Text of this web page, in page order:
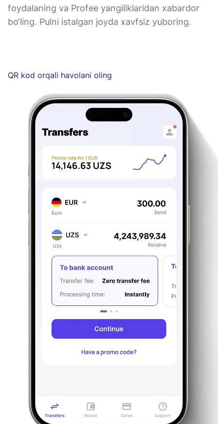
foydalaning va Profee yangiliklaridan xabardor
bo‘ling. Pulni istalgan joyda xavfsiz yuboring.
QR kod orqali havolani oling